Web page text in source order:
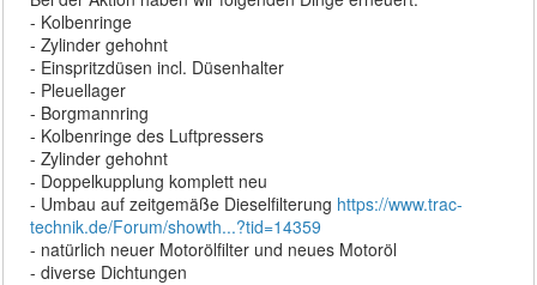
- Kolbenringe
- Zylinder gehohnt
- Einspritzdüsen incl. Düsenhalter
- Pleuellager
- Borgmannring
- Kolbenringe des Luftpressers
- Zylinder gehohnt
- Doppelkupplung komplett neu
- Umbau auf zeitgemäße Dieselfilterung https://www.trac-
technik.de/Forum/showth...?tid=14359
- natürlich neuer Motorölfilter und neues Motoröl
- diverse Dichtungen